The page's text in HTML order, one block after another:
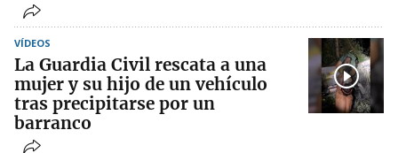
VÍDEOS
La Guardia Civil rescata a una
mujer y su hijo de un vehículo
tras precipitarse por un
barranco